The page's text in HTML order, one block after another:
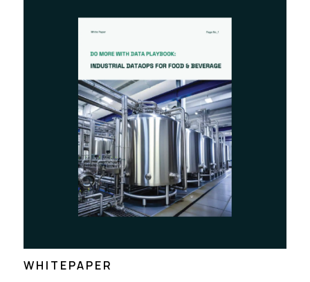
WHITEPAPER